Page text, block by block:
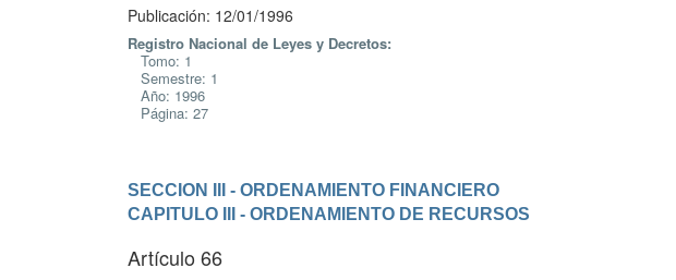
Publicación: 12/01/1996
Registro Nacional de Leyes y Decretos:
Tomo: 1
Semestre: 1
Año: 1996
Página: 27
SECCION III - ORDENAMIENTO FINANCIERO
CAPITULO III - ORDENAMIENTO DE RECURSOS
Artículo 66